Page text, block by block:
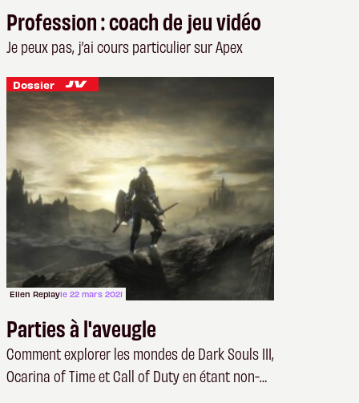
Profession : coach de jeu vidéo
Je peux pas, j’ai cours particulier sur Apex
Dossier
Ellen Replayle 22 mars 2021
Parties à l'aveugle
Comment explorer les mondes de Dark Souls III,
Ocarina of Time et Call of Duty en étant non-